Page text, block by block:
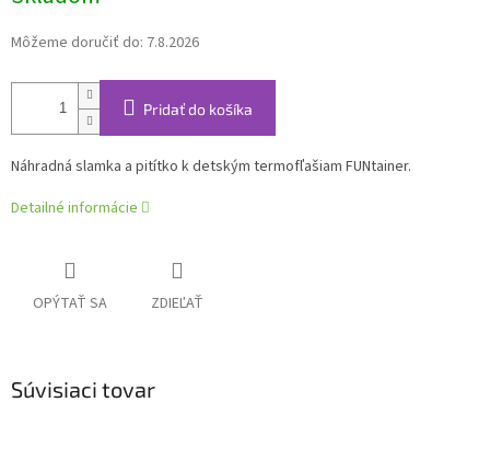
Môžeme doručiť do: 7.8.2026
Pridať do košíka
Náhradná slamka a pitítko k detským termofľašiam FUNtainer.
Detailné informácie
OPÝTAŤ SA ZDIEĽAŤ
Súvisiaci tovar